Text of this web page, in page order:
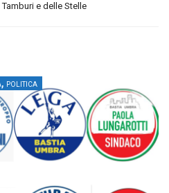
e delle Stelle
, POLITICA